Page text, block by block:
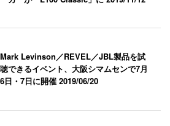
Mark Levinson／REVEL／JBL製品を試
聴できるイベント、大阪シマムセンで7月
6日・7日に開催2019/06/20